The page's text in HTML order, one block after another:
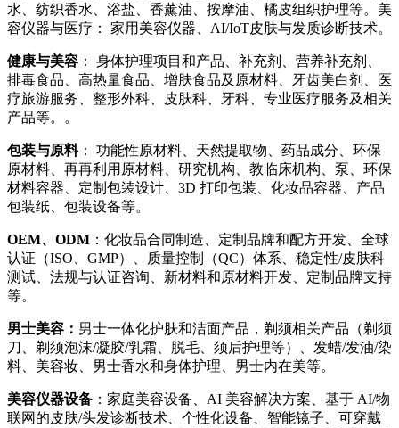
水、纺织香水、浴盐、香薰油、按摩油、橘皮组织护理等。美
容仪器与医疗： 家用美容仪器、AI/IoT皮肤与发质诊断技术。
健康与美容 ： 身体护理项目和产品、补充剂、营养补充剂、
排毒食品、高热量食品、增肤食品及原材料、牙齿美白剂、医
疗旅游服务、整形外科、皮肤科、牙科、专业医疗服务及相关
产品等。。
包装与原料： 功能性原材料、天然提取物、药品成分、环保
原材料、再再利用原材料、研究机构、教临床机构、泵、环保
材料容器、定制包装设计、3D 打印包装、化妆品容器、产品
包装纸、包装设备等。
OEM、ODM ：化妆品合同制造、定制品牌和配方开发、全球
认证（ISO、GMP）、质量控制（QC）体系、稳定性/皮肤科
测试、法规与认证咨询、新材料和原材料开发、定制品牌支持
等。
男士美容： 男士一体化护肤和洁面产品，剃须相关产品（剃须
刀、剃须泡沫/凝胶/乳霜、脱毛、须后护理等）、发蜡/发油/染
料、美容妆、男士香水和身体护理、男士内在美等。
美容仪器设备 ：家庭美容设备、AI 美容解决方案、基于 AI/物
联网的皮肤/头发诊断技术、个性化设备、智能镜子、可穿戴